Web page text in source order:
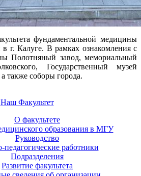
фундаментальной медицины
г. Калуге. В рамках ознакомления с
Полотняный завод, мемориальный
Государственный музей
также соборы города.
Наш Факультет
О факультете
образования в МГУ
Руководство
педагогические работники
Подразделения
Развитие факультета